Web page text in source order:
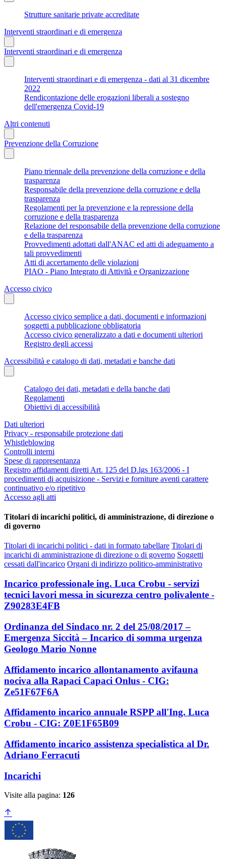
Strutture sanitarie private accreditate
Interventi straordinari e di emergenza
Interventi straordinari e di emergenza
Interventi straordinari e di emergenza - dati al 31 dicembre
2022
Rendicontazione delle erogazioni liberali a sostegno
dell'emergenza Covid-19
Altri contenuti
Prevenzione della Corruzione
Piano triennale della prevenzione della corruzione e della
trasparenza
Responsabile della prevenzione della corruzione e della
trasparenza
Regolamenti per la prevenzione e la repressione della
corruzione e della trasparenza
Relazione del responsabile della prevenzione della corruzione
e della trasparenza
Provvedimenti adottati dall'ANAC ed atti di adeguamento a
tali provvedimenti
Atti di accertamento delle violazioni
PIAO - Piano Integrato di Attività e Organizzazione
Accesso civico
Accesso civico semplice a dati, documenti e informazioni
soggetti a pubblicazione obbligatoria
Accesso civico generalizzato a dati e documenti ulteriori
Registro degli accessi
Accessibilità e catalogo di dati, metadati e banche dati
Catalogo dei dati, metadati e della banche dati
Regolamenti
Obiettivi di accessibilità
Dati ulteriori
Privacy - responsabile protezione dati
Whistleblowing
Controlli interni
Spese di rappresentanza
Registro affidamenti diretti Art. 125 del D.lgs 163/2006 - I
procedimenti di acquisizione - Servizi e forniture aventi carattere
continuativo e/o ripetitivo
Accesso agli atti
Titolari di incarichi politici, di amministrazione, di direzione o
di governo
Titolari di incarichi politici - dati in formato tabellare Titolari di
incarichi di amministrazione di direzione o di governo Soggetti
cessati dall'incarico Organi di indirizzo politico-amministrativo
Incarico professionale ing. Luca Crobu - servizi
tecnici lavori messa in sicurezza centro polivalente -
Z90283E4FB
Ordinanza del Sindaco nr. 2 del 25/08/2017 –
Emergenza Siccità – Incarico di somma urgenza
Geologo Mario Nonne
Affidamento incarico allontanamento avifauna
nociva alla Rapaci Capaci Onlus - CIG:
Ze51F67F6A
Affidamento incarico annuale RSPP all'Ing. Luca
Crobu - CIG: Z0E1F65B09
Affidamento incarico assistenza specialistica al Dr.
Adriano Ferracuti
Incarichi
Visite alla pagina: 126